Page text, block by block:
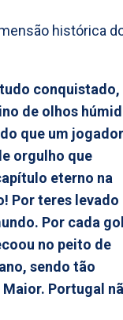
histórica
conquistado,
de olhos
que um
orgulho que
eterno na
Por teres levado
Por cada
no peito de
sendo tão
Portugal